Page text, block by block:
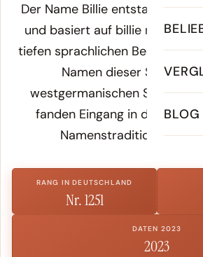
BLOG
Der Name Billie entstammt
und basiert auf billie mit der
tiefen sprachlichen
Namen dieser Struktur
westgermanischen Stämmen
fanden Eingang in die
Namenstradition des
RANG IN DEUTSCHLAND
Nr. 1251
DATEN 2023
2023